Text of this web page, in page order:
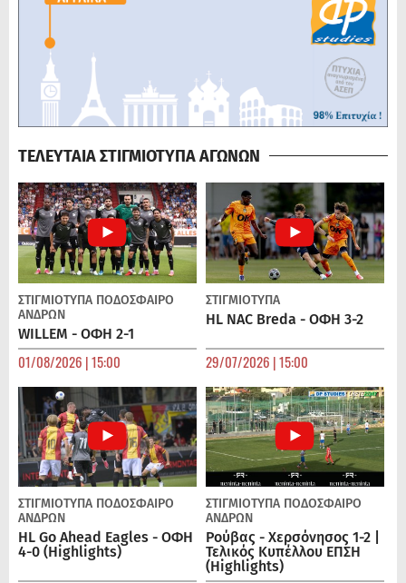
ΤΕΛΕΥΤΑΙΑ ΣΤΙΓΜΙΟΤΥΠΑ ΑΓΩΝΩΝ
ΣΤΙΓΜΙΟΤΥΠΑ ΠΟΔΌΣΦΑΙΡΟ
ΑΝΔΡΏΝ
WILLEM - ΟΦΗ 2-1
01/08/2026 | 15:00
ΣΤΙΓΜΙΟΤΥΠΑ
HL NAC Breda - ΟΦΗ 3-2
29/07/2026 | 15:00
ΣΤΙΓΜΙΟΤΥΠΑ ΠΟΔΌΣΦΑΙΡΟ
ΑΝΔΡΏΝ
HL Go Ahead Eagles - ΟΦΗ
4-0 (Highlights)
ΣΤΙΓΜΙΟΤΥΠΑ ΠΟΔΌΣΦΑΙΡΟ
ΑΝΔΡΏΝ
Ρούβας - Χερσόνησος 1-2 |
Τελικός Κυπέλλου ΕΠΣΗ
(Highlights)